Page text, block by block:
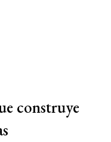
construye